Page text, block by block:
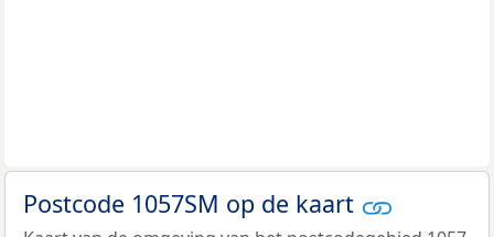
Postcode 1057SM op de kaart